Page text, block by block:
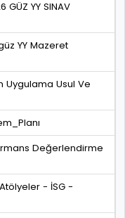
GÜZ YY SINAV
YY Mazeret
Uygulama Usul Ve
Değerlendirme
- İSG -